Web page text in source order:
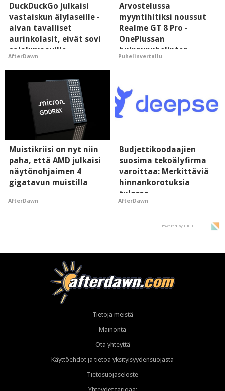
DuckDuckGo julkaisi
vastaiskun älylaseille -
aivan tavalliset
aurinkolasit, eivät sovi
salakuvaaville
hyypiöille
AfterDawn
Arvostelussa
myyntihitiksi noussut
Realme GT 8 Pro -
OnePlussan
huippupuhelinten
"perillinen"
Puhelinvertailu
Muistikriisi on nyt niin
paha, että AMD julkaisi
näytönohjaimen 4
gigatavun muistilla
AfterDawn
Budjettikoodaajien
suosima tekoälyfirma
varoittaa: Merkittäviä
hinnankorotuksia
tulossa
AfterDawn
Powered by HIGH.FI
Tietoja meistä
Mainonta
Ota yhteyttä
Käyttöehdot ja tietoa yksityisyydensuojasta
Tietosuojaseloste